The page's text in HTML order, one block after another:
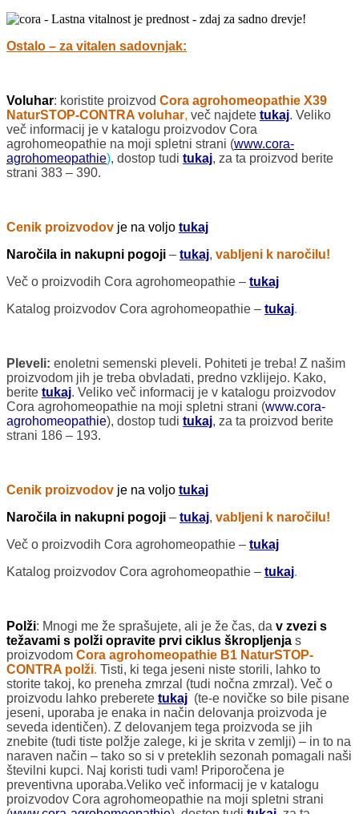
Ostalo – za vitalen sadovnjak:
Voluhar: koristite proizvod Cora agrohomeopathie X39
NaturSTOP-CONTRA voluhar, več najdete tukaj. Veliko
več informacij je v katalogu proizvodov Cora
agrohomeopathie na moji spletni strani (www.cora-
agrohomeopathie), dostop tudi tukaj, za ta proizvod berite
strani 383 – 390.
Cenik proizvodov je na voljo tukaj
Naročila in nakupni pogoji – tukaj, vabljeni k naročilu!
Več o proizvodih Cora agrohomeopathie – tukaj
Katalog proizvodov Cora agrohomeopathie – tukaj.
Pleveli: enoletni semenski pleveli. Pohiteti je treba! Z našim
proizvodom jih je treba obvladati, predno vzklijejo. Kako,
berite tukaj. Veliko več informacij je v katalogu proizvodov
Cora agrohomeopathie na moji spletni strani (www.cora-
agrohomeopathie), dostop tudi tukaj, za ta proizvod berite
strani 186 – 193.
Cenik proizvodov je na voljo tukaj
Naročila in nakupni pogoji – tukaj, vabljeni k naročilu!
Več o proizvodih Cora agrohomeopathie – tukaj
Katalog proizvodov Cora agrohomeopathie – tukaj.
Polži: Mnogi me že sprašujete, ali je že čas, da v zvezi s
težavami s polži opravite prvi ciklus škropljenja s
proizvodom Cora agrohomeopathie B1 NaturSTOP-
CONTRA polži. Tisti, ki tega jeseni niste storili, lahko to
storite takoj, ko preneha zmrzal (tudi nočna zmrzal). Več o
proizvodu lahko preberete tukaj (te-e novičke so bile pisane
jeseni, uporaba je enaka in način delovanja proizvoda je
seveda identičen). Z delovanjem tega proizvoda se jih
znebite (tudi tiste polžje zalege, ki je skrita v zemlji) – in to na
naraven način – tako so si v preteklih sezonah pomagali naši
številni kupci. Naj koristi tudi vam! Priporočena je
preventivna uporaba.Veliko več informacij je v katalogu
proizvodov Cora agrohomeopathie na moji spletni strani